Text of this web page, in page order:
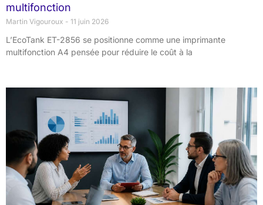
multifonction
Martin Vigouroux 11 juin 2026
L’EcoTank ET-2856 se positionne comme une imprimante
multifonction A4 pensée pour réduire le coût à la